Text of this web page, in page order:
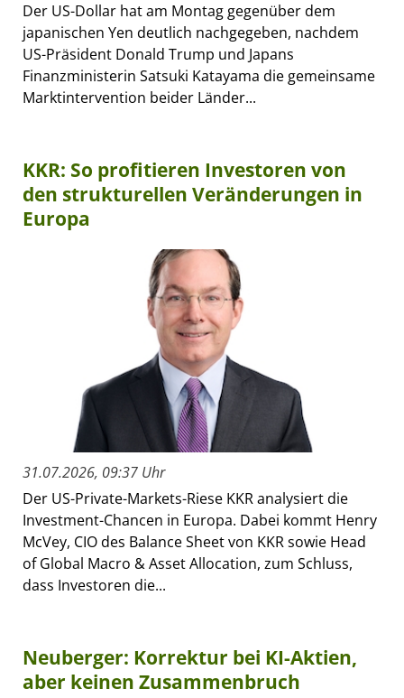
Der US-Dollar hat am Montag gegenüber dem
japanischen Yen deutlich nachgegeben, nachdem
US-Präsident Donald Trump und Japans
Finanzministerin Satsuki Katayama die gemeinsame
Marktintervention beider Länder...
KKR: So profitieren Investoren von
den strukturellen Veränderungen in
Europa
31.07.2026, 09:37 Uhr
Der US-Private-Markets-Riese KKR analysiert die
Investment-Chancen in Europa. Dabei kommt Henry
McVey, CIO des Balance Sheet von KKR sowie Head
of Global Macro & Asset Allocation, zum Schluss,
dass Investoren die...
Neuberger: Korrektur bei KI-Aktien,
aber keinen Zusammenbruch